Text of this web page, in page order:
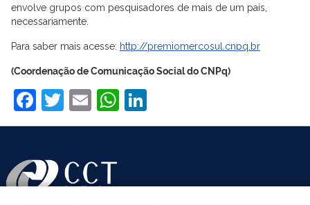
envolve grupos com pesquisadores de mais de um país,
necessariamente.
Para saber mais acesse: http://premiomercosul.cnpq.br
(Coordenação de Comunicação Social do CNPq)
Facebook
Twitter
EmailWhatsApp